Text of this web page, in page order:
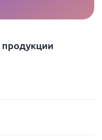
продукции